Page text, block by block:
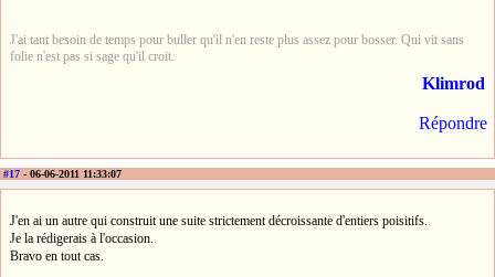
J'ai tant besoin de temps pour buller qu'il n'en reste plus assez pour bosser. Qui vit sans
folie n'est pas si sage qu'il croit.
Klimrod
Répondre
#17 - 06-06-2011 11:33:07
J'en ai un autre qui construit une suite strictement décroissante d'entiers poisitifs.
Je la rédigerais à l'occasion.
Bravo en tout cas.